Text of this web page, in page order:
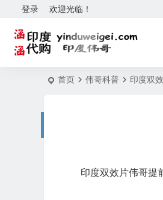
欢迎光临！
登录
首页 伟哥科普 印度双
印度双效片伟哥提